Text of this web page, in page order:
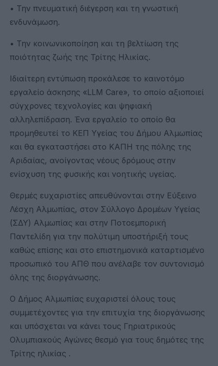
• Την πνευματική διέγερση και τη γνωστική
ενδυνάμωση.
• Την κοινωνικοποίηση και τη βελτίωση της
ποιότητας ζωής της Τρίτης Ηλικίας.
Ιδιαίτερη εντύπωση προκάλεσε το καινοτόμο
εργαλείο άσκησης «LLM Care», το οποίο αξιοποιεί
σύγχρονες τεχνολογίες και ψηφιακή
αλληλεπίδραση. Ένα εργαλείο το οποίο θα
προμηθευτεί το ΚΕΠ Υγείας του Δήμου Αλμωπίας
και θα εγκαταστήσει στο ΚΑΠΗ της πόλης της
Αριδαίας, ανοίγοντας νέους δρόμους στην
ενίσχυση της φυσικής και νοητικής υγείας.
Θερμές ευχαριστίες απευθύνονται στην Εύξεινο
Λέσχη Αλμωπίας, στον Σύλλογο Δρομέων Υγείας
(ΣΔΥ) Αλμωπίας και στην Ποτοεμπορική
Παντελίδη για την πολύτιμη υποστήριξή τους
καθώς επίσης και στο επιστημονικά καταρτισμένο
προσωπικό του ΑΠΘ που ανέλαβε τον συντονισμό
όλης της διοργάνωσης.
Ο Δήμος Αλμωπίας ευχαριστεί όλους τους
συμμετέχοντες για την επιτυχία της διοργάνωσης
και υπόσχεται να κάνει τους Γηριατρικούς
Ολυμπιακούς Αγώνες θεσμό για τους δημότες της
Τρίτης ηλικίας .